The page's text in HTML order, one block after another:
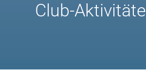
Club-